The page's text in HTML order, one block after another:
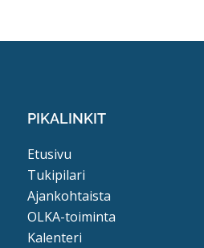
PIKALINKIT
Etusivu
Tukipilari
Ajankohtaista
OLKA-toiminta
Kalenteri